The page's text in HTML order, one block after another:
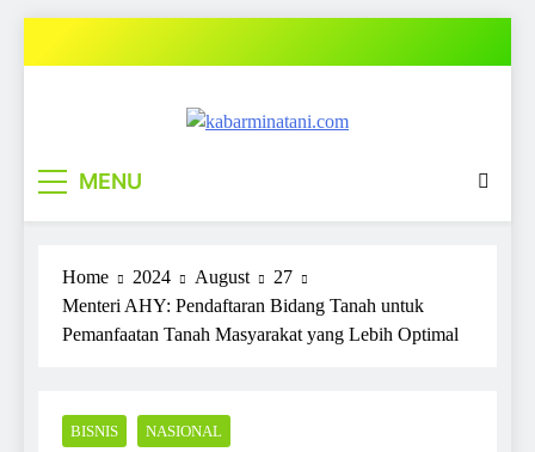
MENU
Home 2024 August
27
Menteri AHY: Pendaftaran Bidang Tanah untuk
Pemanfaatan Tanah Masyarakat yang Lebih Optimal
BISNIS NASIONAL